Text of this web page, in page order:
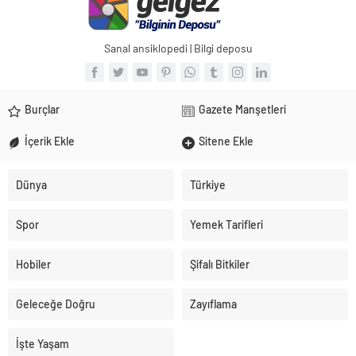
Sanal ansiklopedi | Bilgi deposu
Burçlar Gazete Manşetleri
İçerik Ekle Sitene Ekle
Dünya Türkiye
Spor Yemek Tarifleri
Hobiler Şifalı Bitkiler
Geleceğe Doğru Zayıflama
İşte Yaşam